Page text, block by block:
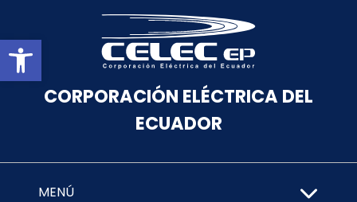
Abrir barra de herramientas
CORPORACIÓN ELÉCTRICA DEL
ECUADOR
MENÚ